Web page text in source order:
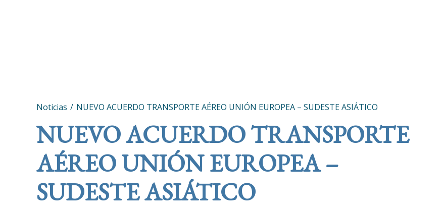
Noticias NUEVO ACUERDO TRANSPORTE AÉREO UNIÓN EUROPEA – SUDESTE ASIÁTICO
NUEVO ACUERDO TRANSPORTE
AÉREO UNIÓN EUROPEA –
SUDESTE ASIÁTICO